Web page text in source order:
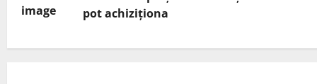
pot achiziționa